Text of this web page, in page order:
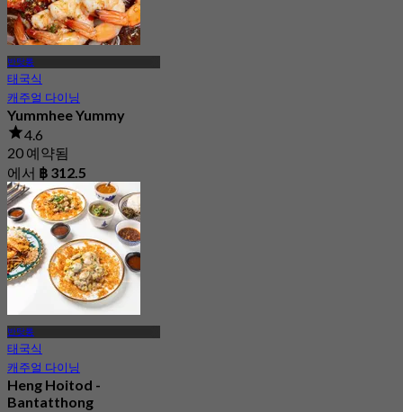
반탓통
태국식
캐주얼 다이닝
Yummhee Yummy
4.6
20 예약됨
에서 ฿ 312.5
반탓통
태국식
캐주얼 다이닝
Heng Hoitod -
Bantatthong